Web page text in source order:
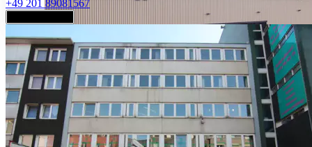
+49 201 89081567